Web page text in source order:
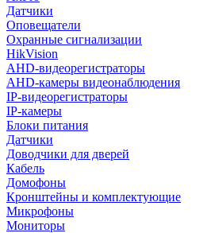
Датчики
Оповещатели
Охранные сигнализации
HikVision
AHD-видеорегистраторы
AHD-камеры видеонаблюдения
IP-видеорегистраторы
IP-камеры
Блоки питания
Датчики
Доводчики для дверей
Кабель
Домофоны
Кронштейны и комплектующие
Микрофоны
Мониторы